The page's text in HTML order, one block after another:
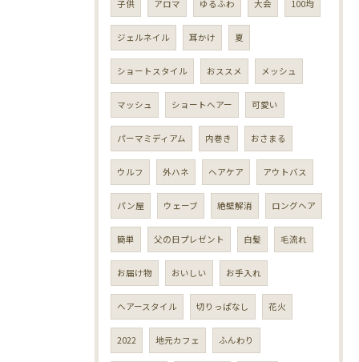
子供 アロマ ゆるふわ 大会 100均
ジェルネイル 耳かけ 夏
ショートスタイル おススメ メッシュ
マッシュ ショートヘアー 可愛い
パーマミディアム 内巻き おさまる
ウルフ 外ハネ ヘアケア アウトバス
パン屋 ウェーブ 絶壁解消 ロングヘア
簡単 父の日プレゼント 白髪 毛流れ
お届け物 おいしい お手入れ
ヘアースタイル 切りっぱなし 花火
2022 地元カフェ ふんわり